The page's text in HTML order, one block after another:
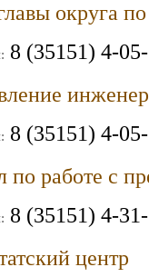
округа
8 (35151) 4-
8 (35151) 4-
по работе с
8 (35151) 4-
центр